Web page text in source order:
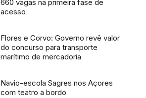
660 vagas na primeira fase de
acesso
Flores e Corvo: Governo revê valor
do concurso para transporte
marítimo de mercadoria
Navio-escola Sagres nos Açores
com teatro a bordo